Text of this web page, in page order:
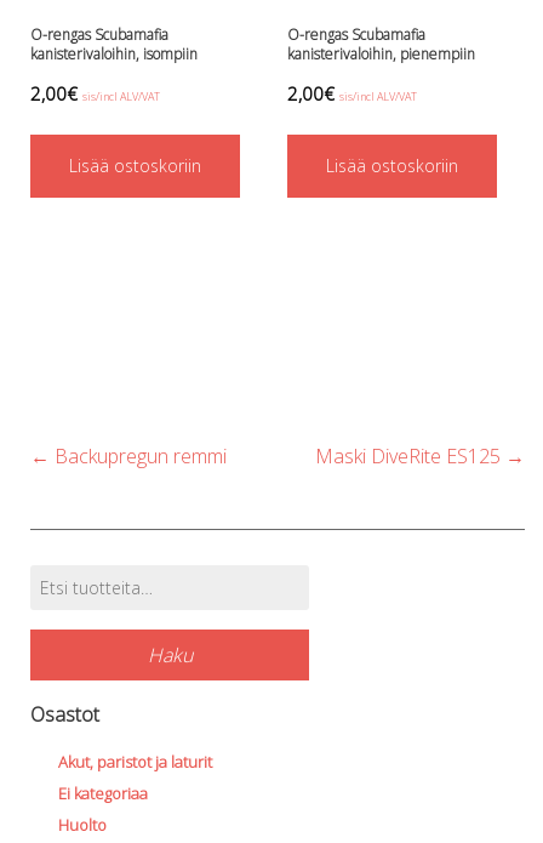
O-rengas Scubamafia
kanisterivaloihin, isompiin
2,00€ sis/incl ALV/VAT
Lisää ostoskoriin
O-rengas Scubamafia
kanisterivaloihin, pienempiin
2,00€ sis/incl ALV/VAT
Lisää ostoskoriin
Post
← Backupregun remmi Maski DiveRite ES125 →
Tuotehaku
Etsi:
Haku
Osastot
Akut, paristot ja laturit
Ei kategoriaa
Huolto